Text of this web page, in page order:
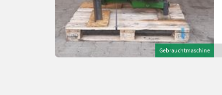
Gebrauchtmaschine